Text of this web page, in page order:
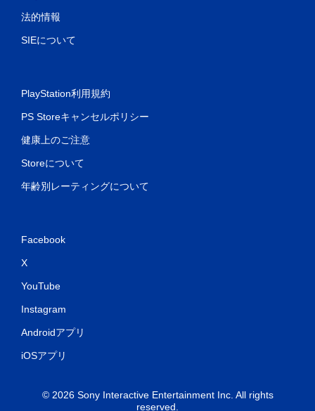
法的情報
SIEについて
PlayStation利用規約
PS Storeキャンセルポリシー
健康上のご注意
Storeについて
年齢別レーティングについて
Facebook
X
YouTube
Instagram
Androidアプリ
iOSアプリ
© 2026 Sony Interactive Entertainment Inc. All rights
reserved.